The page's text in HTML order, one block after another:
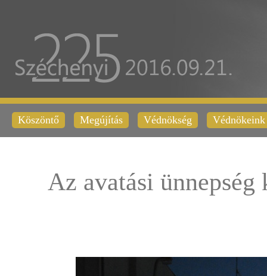
Köszöntő Megújítás Védnökség Védnökeink
Az avatási ünnepség